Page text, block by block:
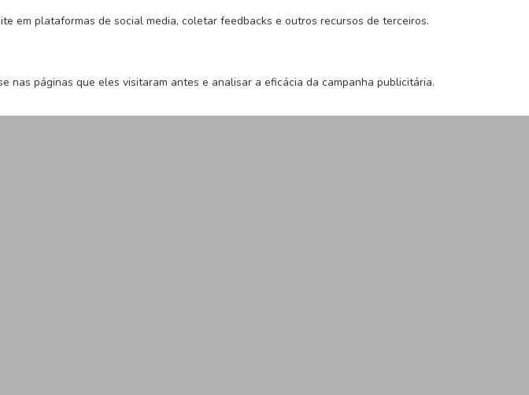
em plataformas de social media, coletar feedbacks e outros recursos de terceiros.
nas páginas que eles visitaram antes e analisar a eficácia da campanha publicitária.